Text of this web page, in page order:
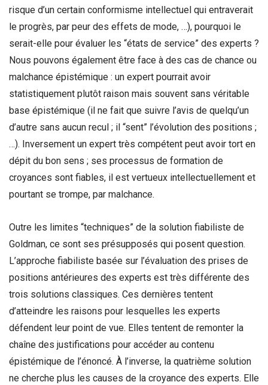
risque d’un certain conformisme intellectuel qui entraverait
le progrès, par peur des effets de mode, …), pourquoi le
serait-elle pour évaluer les “états de service” des experts ?
Nous pouvons également être face à des cas de chance ou
malchance épistémique : un expert pourrait avoir
statistiquement plutôt raison mais souvent sans véritable
base épistémique (il ne fait que suivre l’avis de quelqu’un
d’autre sans aucun recul ; il “sent” l’évolution des positions ;
…). Inversement un expert très compétent peut avoir tort en
dépit du bon sens ; ses processus de formation de
croyances sont fiables, il est vertueux intellectuellement et
pourtant se trompe, par malchance.
Outre les limites “techniques” de la solution fiabiliste de
Goldman, ce sont ses présupposés qui posent question.
L’approche fiabiliste basée sur l’évaluation des prises de
positions antérieures des experts est très différente des
trois solutions classiques. Ces dernières tentent
d’atteindre les raisons pour lesquelles les experts
défendent leur point de vue. Elles tentent de remonter la
chaîne des justifications pour accéder au contenu
épistémique de l’énoncé. À l’inverse, la quatrième solution
ne cherche plus les causes de la croyance des experts. Elle